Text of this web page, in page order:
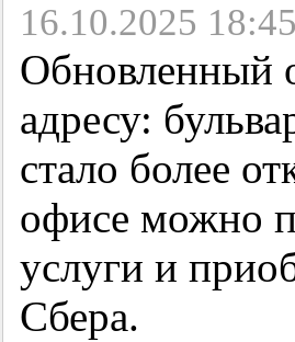
16.10.2025 18:45
Обновленный
адресу:
стало более
офисе можно
услуги и
Сбера.